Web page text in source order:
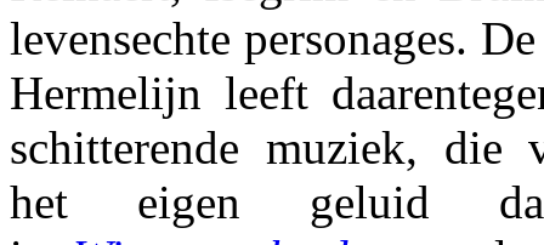
levensechte personages.
Hermelijn leeft
schitterende muziek, die
het eigen geluid